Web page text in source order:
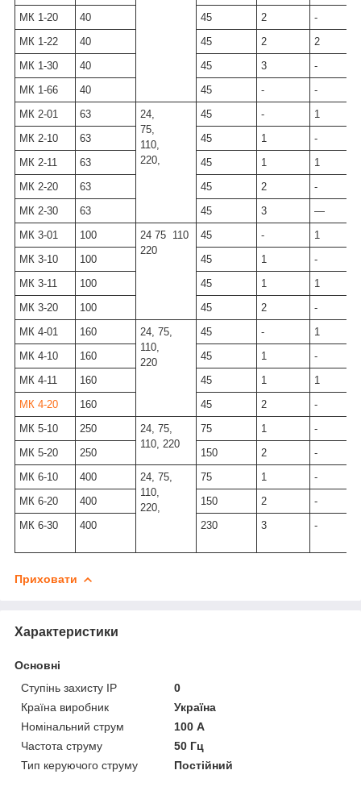
МК 1-20
40 45 2
-
МК 1-22
40 45 2
2
МК 1-30
40 45 3
-
МК 1-66
40 45 -
-
МК 2-01
63
24,
75,
110,
220,
45 -
1
МК 2-10
63 45 1
-
МК 2-11
63 45 1
1
МК 2-20
63 45 2
-
МК 2-30
63 45 3
—
МК 3-01
100
24 75 110
220
45 -
1
МК 3-10
100 45 1
-
МК 3-11
100 45 1
1
МК 3-20
100 45 2
-
МК 4-01
160
24, 75,
110,
220
45 -
1
МК 4-10
160 45 1
-
МК 4-11
160 45 1
1
МК 4-20
160 45 2
-
МК 5-10
250
24, 75,
110, 220
75 1
-
МК 5-20
250 150 2
-
МК 6-10
400
24, 75,
110,
220,
75 1
-
МК 6-20
400 150 2
-
МК 6-30
400 230 3 -
Приховати
Характеристики
Основні
Ступінь захисту IP
0
Країна виробник
Україна
Номінальний струм
100 А
Частота струму
50 Гц
Тип керуючого струму
Постійний